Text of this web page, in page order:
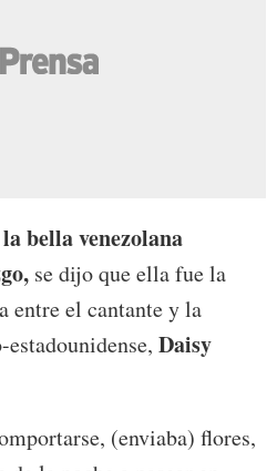
bella venezolana
sedijo que ella fue la
entre el cantante y la
Daisy
(enviaba) flores,